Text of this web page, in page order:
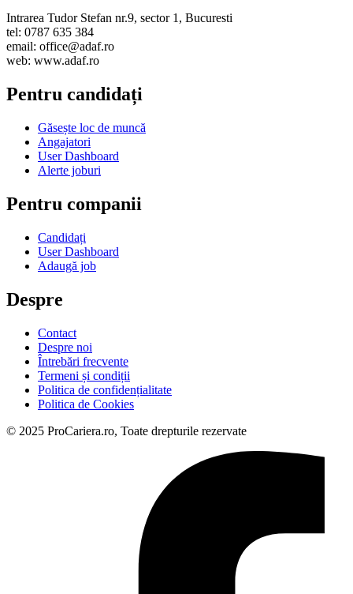
Intrarea Tudor Stefan nr.9, sector 1, Bucuresti
tel: 0787 635 384
email: office@adaf.ro
web: www.adaf.ro
Pentru candidați
Găsește loc de muncă
Angajatori
User Dashboard
Alerte joburi
Pentru companii
Candidați
User Dashboard
Adaugă job
Despre
Contact
Despre noi
Întrebări frecvente
Termeni și condiții
Politica de confidențialitate
Politica de Cookies
© 2025 ProCariera.ro, Toate drepturile rezervate